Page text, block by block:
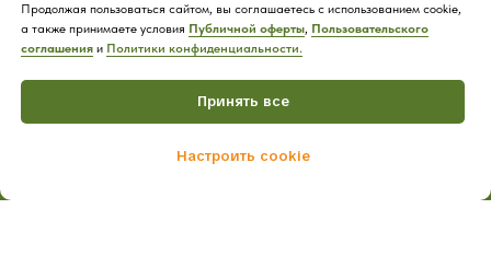
Продолжая пользоваться сайтом, вы соглашаетесь с использованием cookie,
а также принимаете условия Публичной оферты, Пользовательского
соглашения и Политики конфиденциальности.
Принять все
Настроить cookie